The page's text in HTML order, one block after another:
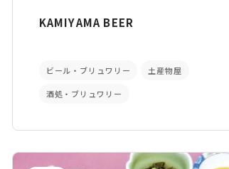
KAMIYAMA BEER
ビール・ブリュワリー 土産物屋
酒処・ブリュワリー